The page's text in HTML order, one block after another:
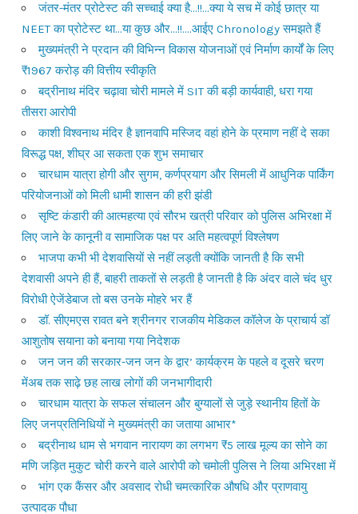
जंतर-मंतर प्रोटेस्ट की सच्चाई क्या है…!!…क्या ये सच में कोई छात्र या
NEET का प्रोटेस्ट था…या कुछ और…!!….आईए Chronology समझते हैं
मुख्यमंत्री ने प्रदान की विभिन्न विकास योजनाओं एवं निर्माण कार्यों के लिए
₹1967 करोड़ की वित्तीय स्वीकृति
बद्रीनाथ मंदिर चढ़ावा चोरी मामले में SIT की बड़ी कार्यवाही, धरा गया
तीसरा आरोपी
काशी विश्वनाथ मंदिर है ज्ञानवापि मस्जिद वहां होने के प्रमाण नहीं दे सका
विरूद्ध पक्ष, शीघ्र आ सकता एक शुभ समाचार
चारधाम यात्रा होगी और सुगम, कर्णप्रयाग और सिमली में आधुनिक पार्किंग
परियोजनाओं को मिली धामी शासन की हरी झंडी
सृष्टि कंडारी की आत्महत्या एवं सौरभ खत्री परिवार को पुलिस अभिरक्षा में
लिए जाने के कानूनी व सामाजिक पक्ष पर अति महत्वपूर्ण विश्लेषण
भाजपा कभी भी देशवासियों से नहीं लड़ती क्योंकि जानती है कि सभी
देशवासी अपने ही हैं, बाहरी ताकतों से लड़ती है जानती है कि अंदर वाले चंद धुर
विरोधी ऐजेंडेबाज तो बस उनके मोहरे भर हैं
डॉ. सीएमएस रावत बने श्रीनगर राजकीय मेडिकल कॉलेज के प्राचार्य डॉ
आशुतोष सयाना को बनाया गया निदेशक
जन जन की सरकार-जन जन के द्वार’ कार्यक्रम के पहले व दूसरे चरण
मेंअब तक साढ़े छह लाख लोगों की जनभागीदारी
चारधाम यात्रा के सफल संचालन और बुग्यालों से जुड़े स्थानीय हितों के
लिए जनप्रतिनिधियों ने मुख्यमंत्री का जताया आभार*
बद्रीनाथ धाम से भगवान नारायण का लगभग ₹5 लाख मूल्य का सोने का
मणि जड़ित मुकुट चोरी करने वाले आरोपी को चमोली पुलिस ने लिया अभिरक्षा में
भांग एक कैंसर और अवसाद रोधी चमत्कारिक औषधि और प्राणवायु
उत्पादक पौधा